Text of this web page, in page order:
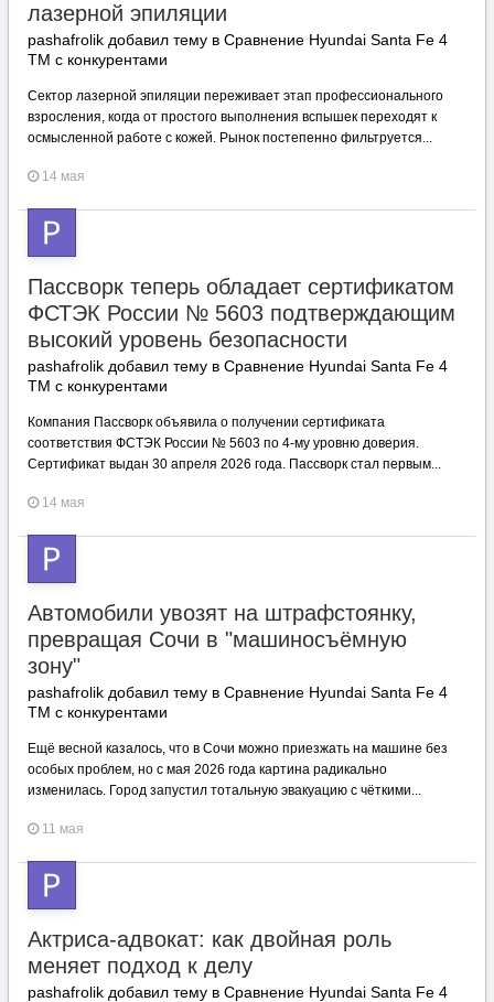
лазерной эпиляции
pashafrolik добавил тему в Сравнение Hyundai Santa Fe 4
TM с конкурентами
Сектор лазерной эпиляции переживает этап профессионального
взросления, когда от простого выполнения вспышек переходят к
осмысленной работе с кожей. Рынок постепенно фильтруется...
14 мая
Пассворк теперь обладает сертификатом
ФСТЭК России № 5603 подтверждающим
высокий уровень безопасности
pashafrolik добавил тему в Сравнение Hyundai Santa Fe 4
TM с конкурентами
Компания Пассворк объявила о получении сертификата
соответствия ФСТЭК России № 5603 по 4-му уровню доверия.
Сертификат выдан 30 апреля 2026 года. Пассворк стал первым...
14 мая
Автомобили увозят на штрафстоянку,
превращая Сочи в "машиносъёмную
зону"
pashafrolik добавил тему в Сравнение Hyundai Santa Fe 4
TM с конкурентами
Ещё весной казалось, что в Сочи можно приезжать на машине без
особых проблем, но с мая 2026 года картина радикально
изменилась. Город запустил тотальную эвакуацию с чёткими...
11 мая
Актриса‑адвокат: как двойная роль
меняет подход к делу
pashafrolik добавил тему в Сравнение Hyundai Santa Fe 4